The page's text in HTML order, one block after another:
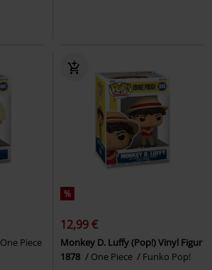
One Piece
%
12,99 €
Monkey D. Luffy (Pop!) Vinyl Figur
1878
One Piece Funko Pop!